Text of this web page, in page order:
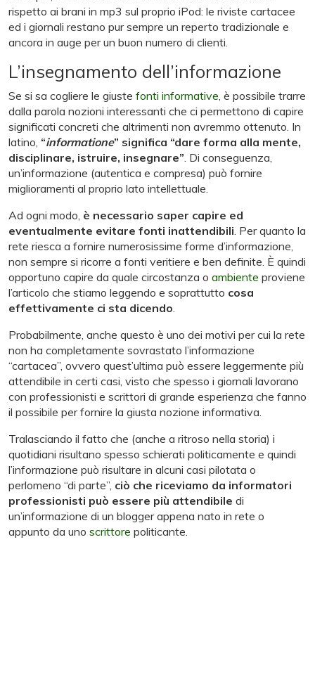
rispetto ai brani in mp3 sul proprio iPod: le riviste cartacee
ed i giornali restano pur sempre un reperto tradizionale e
ancora in auge per un buon numero di clienti.
L’insegnamento dell’informazione
Se si sa cogliere le giuste fonti informative, è possibile trarre
dalla parola nozioni interessanti che ci permettono di capire
significati concreti che altrimenti non avremmo ottenuto. In
latino, “informatione” significa “dare forma alla mente,
disciplinare, istruire, insegnare”. Di conseguenza,
un’informazione (autentica e compresa) può fornire
miglioramenti al proprio lato intellettuale.
Ad ogni modo, è necessario saper capire ed
eventualmente evitare fonti inattendibili. Per quanto la
rete riesca a fornire numerosissime forme d’informazione,
non sempre si ricorre a fonti veritiere e ben definite. È quindi
opportuno capire da quale circostanza o ambiente proviene
l’articolo che stiamo leggendo e soprattutto cosa
effettivamente ci sta dicendo.
Probabilmente, anche questo è uno dei motivi per cui la rete
non ha completamente sovrastato l’informazione
“cartacea”, ovvero quest’ultima può essere leggermente più
attendibile in certi casi, visto che spesso i giornali lavorano
con professionisti e scrittori di grande esperienza che fanno
il possibile per fornire la giusta nozione informativa.
Tralasciando il fatto che (anche a ritroso nella storia) i
quotidiani risultano spesso schierati politicamente e quindi
l’informazione può risultare in alcuni casi pilotata o
perlomeno “di parte”, ciò che riceviamo da informatori
professionisti può essere più attendibile di
un’informazione di un blogger appena nato in rete o
appunto da uno scrittore politicante.